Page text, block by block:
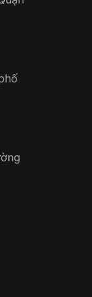
trực tiếp
suốt quá